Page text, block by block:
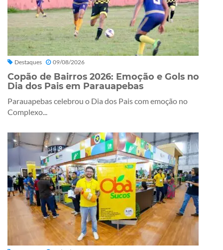
Destaques 09/08/2026
Copão de Bairros 2026: Emoção e Gols no
Dia dos Pais em Parauapebas
Parauapebas celebrou o Dia dos Pais com emoção no
Complexo...